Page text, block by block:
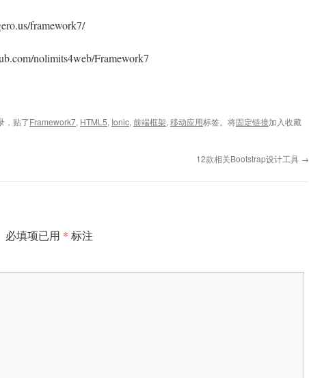
framework7/
nolimits4web/Framework7
，贴了Framework7, HTML5, Ionic, 前端框架, 移动应用标签。将固定链接加入收藏
12款相关Bootstrap设计工具 →
必填项已用 * 标注